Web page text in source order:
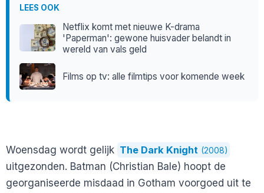
LEES OOK
Netflix komt met nieuwe K-drama
'Paperman': gewone huisvader belandt in
wereld van vals geld
Films op tv: alle filmtips voor komende week
Woensdag wordt gelijk The Dark Knight (2008)
uitgezonden. Batman (Christian Bale) hoopt de
georganiseerde misdaad in Gotham voorgoed uit te